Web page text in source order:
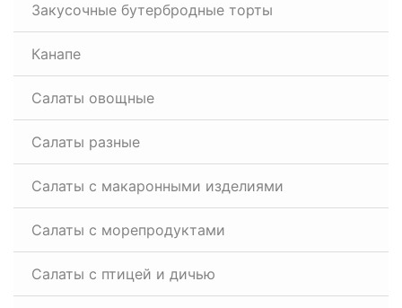
Закусочные бутербродные торты
Канапе
Салаты овощные
Салаты разные
Салаты с макаронными изделиями
Салаты с морепродуктами
Салаты с птицей и дичью